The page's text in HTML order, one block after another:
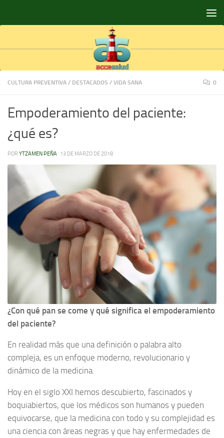
CULTURA PREVENTIVA / DESTACADOS / VIDA SANA 0
Empoderamiento del paciente:
¿qué es?
POR YTZAMEN PEÑA · 13 DE MARZO DE 2018
¿Con qué pan se come y qué significa el empoderamiento
del paciente?
En realidad más que una definición o palabra alto
compleja, es un enfoque moderno, revolucionario y
dinámico de la medicina.
Hoy en el siglo XXI hemos descubierto, fascinados y
boquiabiertos, que los médicos son humanos y pueden
equivocarse, que la medicina con todo y su complejidad es
una ciencia con áreas negras y que hay enfermedades de